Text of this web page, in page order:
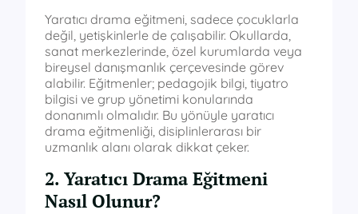
Yaratıcı drama eğitmeni, sadece çocuklarla
değil, yetişkinlerle de çalışabilir. Okullarda,
sanat merkezlerinde, özel kurumlarda veya
bireysel danışmanlık çerçevesinde görev
alabilir. Eğitmenler; pedagojik bilgi, tiyatro
bilgisi ve grup yönetimi konularında
donanımlı olmalıdır. Bu yönüyle yaratıcı
drama eğitmenliği, disiplinlerarası bir
uzmanlık alanı olarak dikkat çeker.
2. Yaratıcı Drama Eğitmeni
Nasıl Olunur?